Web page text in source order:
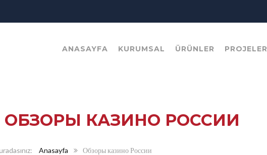
ANASAYFA KURUMSAL ÜRÜNLER PROJELER
ОБЗОРЫ КАЗИНО РОССИИ
Anasayfa Обзоры казино России